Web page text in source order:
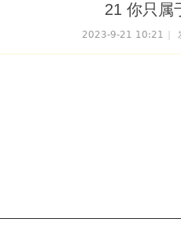
21 你只属
2023-9-21 10:21